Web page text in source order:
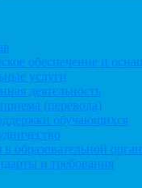
обеспечение и
услуги
деятельность
(перевода)
обучающихся
образовательной
и требования